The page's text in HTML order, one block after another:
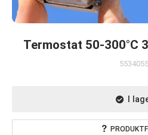
Termostat 50-300°C
5534055
I